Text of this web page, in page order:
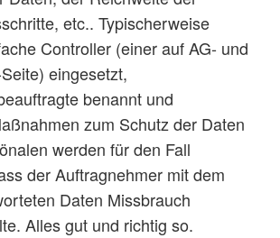
etc.. Typischerweise
Controller (einer auf AG- und
eingesetzt,
benannt und
zum Schutz der Daten
werden für den Fall
der Auftragnehmer mit dem
Daten Missbrauch
Alles gut und richtig so.